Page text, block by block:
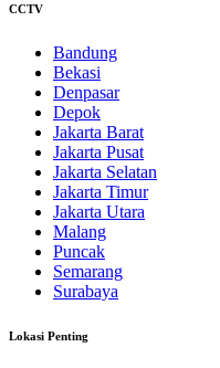
CCTV
Bandung
Bekasi
Denpasar
Depok
Jakarta Barat
Jakarta Pusat
Jakarta Selatan
Jakarta Timur
Jakarta Utara
Malang
Puncak
Semarang
Surabaya
Lokasi Penting